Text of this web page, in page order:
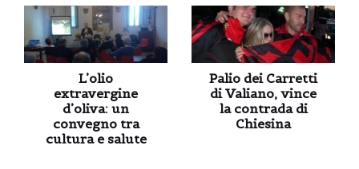
L’olio
extravergine
d’oliva: un
convegno tra
cultura e salute
Palio dei Carretti
di Valiano, vince
la contrada di
Chiesina